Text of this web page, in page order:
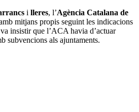
i lleres, l’Agència Catalana de
mitjans propis seguint les indicacions
insistir que l’ACA havia d’actuar
subvencions als ajuntaments.